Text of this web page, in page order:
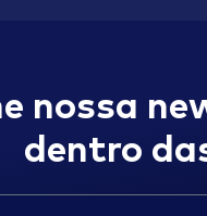
nossa
dentro